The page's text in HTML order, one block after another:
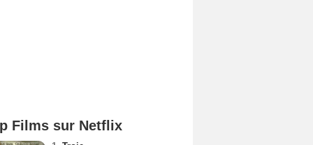
Films sur Netflix